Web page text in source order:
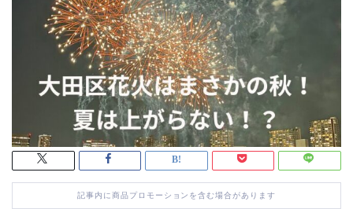
記事内に商品プロモーションを含む場合があります